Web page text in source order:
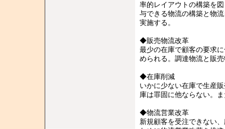
率的レイアウトの構築を
与できる物流の構築と物
実施する。
◆販売物流改革
最少の在庫で顧客の要求
められる。調達物流と販
◆在庫削減
いかに少ない在庫で生産
庫は罪固に他ならない。
◆物流営業改革
新規顧客を受注できない